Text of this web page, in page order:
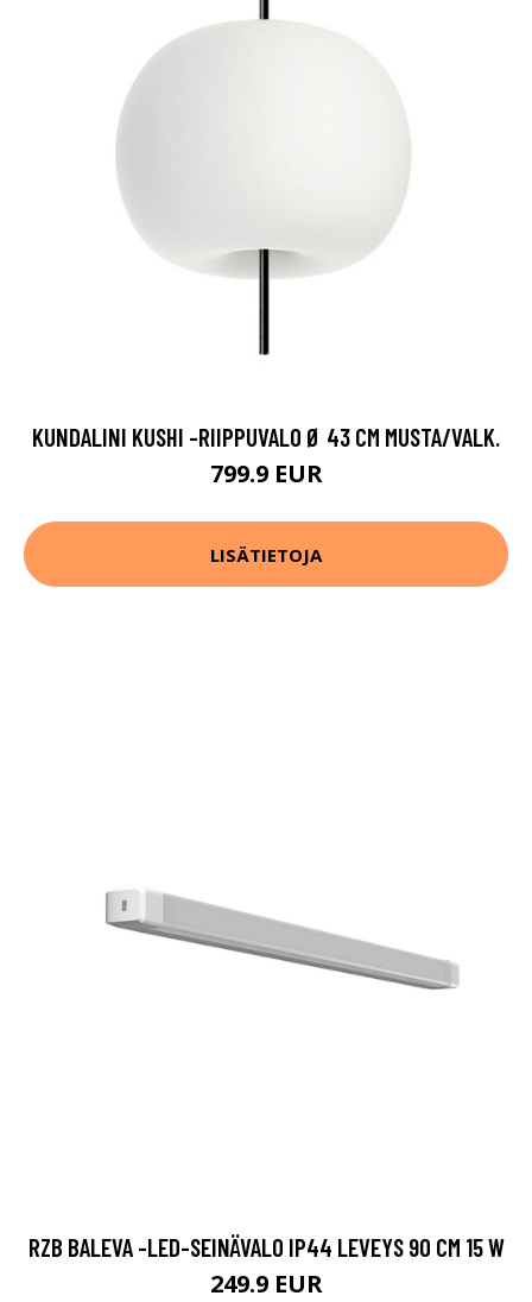
KUNDALINI KUSHI -RIIPPUVALO Ø 43 CM MUSTA/VALK.
799.9 EUR
LISÄTIETOJA
RZB BALEVA -LED-SEINÄVALO IP44 LEVEYS 90 CM 15 W
249.9 EUR